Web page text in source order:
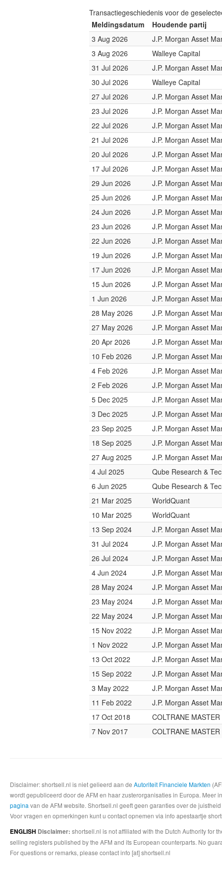
Transactiegeschiedenis voor de
Meldingsdatum
Houdende partij
3 Aug 2026
J.P. Morgan Asset
3 Aug 2026
Walleye Capital
31 Jul 2026
J.P. Morgan Asset
30 Jul 2026
Walleye Capital
27 Jul 2026
J.P. Morgan Asset
23 Jul 2026
J.P. Morgan Asset
22 Jul 2026
J.P. Morgan Asset
21 Jul 2026
J.P. Morgan Asset
20 Jul 2026
J.P. Morgan Asset
17 Jul 2026
J.P. Morgan Asset
29 Jun 2026
J.P. Morgan Asset
25 Jun 2026
J.P. Morgan Asset
24 Jun 2026
J.P. Morgan Asset
23 Jun 2026
J.P. Morgan Asset
22 Jun 2026
J.P. Morgan Asset
19 Jun 2026
J.P. Morgan Asset
17 Jun 2026
J.P. Morgan Asset
15 Jun 2026
J.P. Morgan Asset
1 Jun 2026
J.P. Morgan Asset
28 May 2026
J.P. Morgan Asset
27 May 2026
J.P. Morgan Asset
20 Apr 2026
J.P. Morgan Asset
10 Feb 2026
J.P. Morgan Asset
4 Feb 2026
J.P. Morgan Asset
2 Feb 2026
J.P. Morgan Asset
5 Dec 2025
J.P. Morgan Asset
3 Dec 2025
J.P. Morgan Asset
23 Sep 2025
J.P. Morgan Asset
18 Sep 2025
J.P. Morgan Asset
27 Aug 2025
J.P. Morgan Asset
4 Jul 2025
Qube Research &
6 Jun 2025
Qube Research &
21 Mar 2025
WorldQuant
10 Mar 2025
WorldQuant
13 Sep 2024
J.P. Morgan Asset
31 Jul 2024
J.P. Morgan Asset
26 Jul 2024
J.P. Morgan Asset
4 Jun 2024
J.P. Morgan Asset
28 May 2024
J.P. Morgan Asset
23 May 2024
J.P. Morgan Asset
22 May 2024
J.P. Morgan Asset
15 Nov 2022
J.P. Morgan Asset
1 Nov 2022
J.P. Morgan Asset
13 Oct 2022
J.P. Morgan Asset
15 Sep 2022
J.P. Morgan Asset
3 May 2022
J.P. Morgan Asset
11 Feb 2022
J.P. Morgan Asset
17 Oct 2018
COLTRANE
7 Nov 2017
COLTRANE
Disclaimer: shortsell.nl is niet gelieerd aan de Autoriteit Financiele Markten
wordt gepubliceerd door de AFM en haar zusterorganisaties in Europa.
pagina van de AFM website. Shortsell.nl geeft geen garanties over de
Voor vragen en opmerkingen kunt u contact opnemen via info apestaartje
ENGLISH Disclaimer: shortsell.nl is not affiliated with the Dutch Authority for
selling registers published by the AFM and its European counterparts. No
For questions or remarks, please contact info [at] shortsell.nl